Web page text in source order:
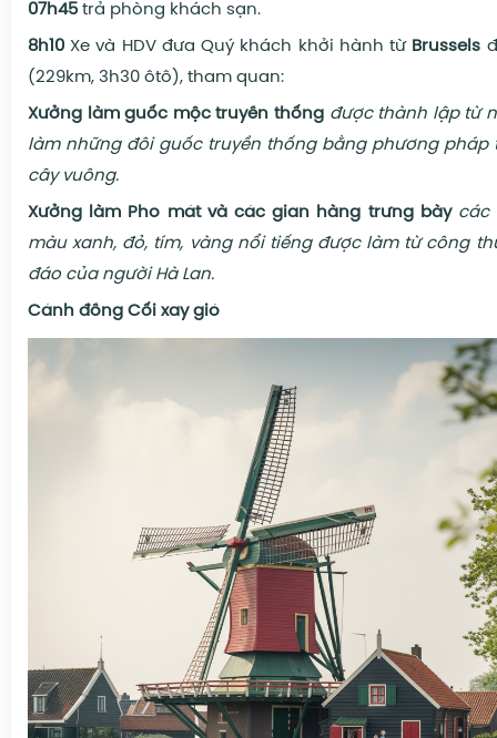
07h45 trả phòng khách sạn.
8h10 Xe và HDV đưaQuý khách khởi hành từ Brussels
(229km, 3h30 ôtô), tham quan:
Xưởng làm guốc mộc truyền thống được thành lập từ
làm những đôi guốc truyền thống bằng phương pháp
cây vuông.
Xưởng làm Pho mát và các gian hàng trưng bày các
màu xanh, đỏ, tím, vàng nổi tiếng được làm từ công
đáo của người Hà Lan.
Cánh đồng Cối xay gió